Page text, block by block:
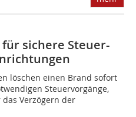
sichere Steuer-
löschen einen Brand sofort
Steuervorgänge,
Verzögern der